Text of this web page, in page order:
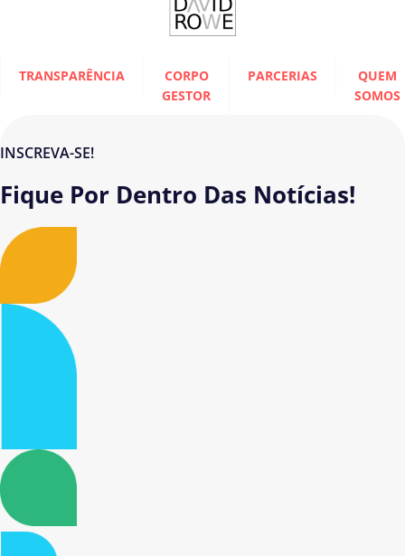
TRANSPARÊNCIA
CORPO
GESTOR
PARCERIAS
QUEM
SOMOS
INSCREVA-SE!
Fique Por Dentro Das Notícias!